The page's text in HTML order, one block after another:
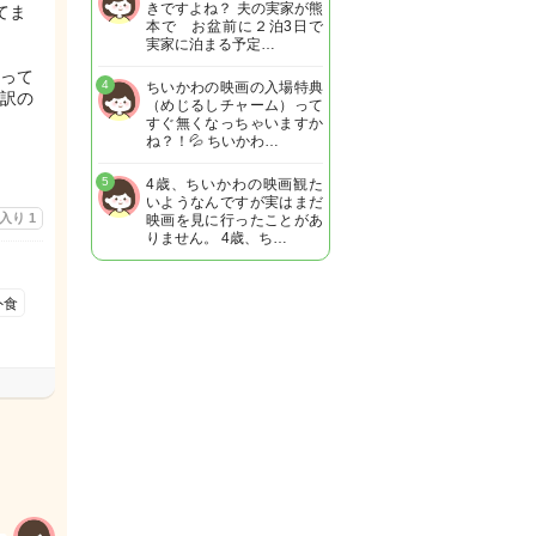
ま
て
の
り 1
食
きですよね？ 夫の実家が熊
本で お盆前に２泊3日で
実家に泊まる予定…
ちいかわの映画の入場特典
（めじるしチャーム）って
すぐ無くなっちゃいますか
ね？！💦 ちいかわ…
4
4歳、ちいかわの映画観た
いようなんですが実はまだ
映画を見に行ったことがあ
りません。 4歳、ち…
5